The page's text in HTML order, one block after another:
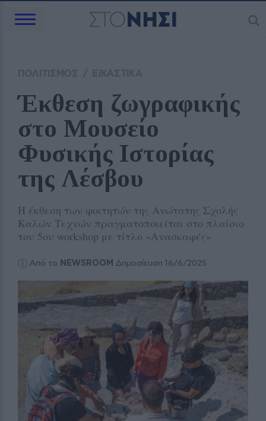
Έκθεση ζωγραφικής
στο Μουσείο
Φυσικής Ιστορίας
της Λέσβου
Η έκθεση των φοιτητών της Ανώτατης Σχολής
Καλών Τεχνών πραγματοποιείται στο πλαίσιο
του 5ου workshop με τίτλο «Ανασκαφές»
Από το NEWSROOM Δημοσίευση 16/6/2025